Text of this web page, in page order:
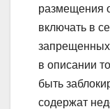
размещения
включать в
запрещенных
в описании
быть
содержат